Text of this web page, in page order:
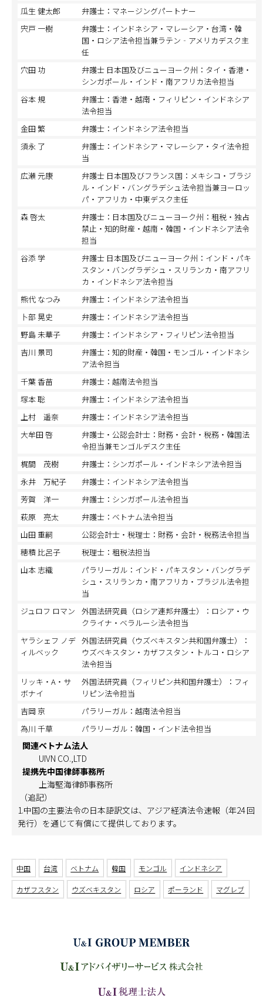
瓜生 健太郎
弁護士：マネージングパートナー
宍戸 一樹
弁護士：インドネシア・マレーシア・台湾・韓
国・ロシア法令担当兼ラテン‐アメリカデスク主
任
穴田 功
弁護士 日本国及びニューヨーク州：タイ・香港・
シンガポール・インド・南アフリカ法令担当
谷本 規
弁護士：香港・越南・フィリピン・インドネシア
法令担当
金田 繁
弁護士：インドネシア法令担当
須永 了
弁護士：インドネシア・マレーシア・タイ法令担
当
広瀬 元康
弁護士 日本国及びフランス国：メキシコ・ブラジ
ル・インド・バングラデシュ法令担当兼ヨーロッ
パ・アフリカ・中東デスク主任
森 啓太
弁護士：日本国及びニューヨーク州：租税・独占
禁止・知的財産・越南・韓国・インドネシア法令
担当
谷添 学
弁護士 日本国及びニューヨーク州：インド・パキ
スタン・バングラデシュ・スリランカ・南アフリ
カ・インドネシア法令担当
熊代 なつみ
弁護士：インドネシア法令担当
卜部 晃史
弁護士：インドネシア法令担当
野島 未華子
弁護士：インドネシア・フィリピン法令担当
吉川 景司
弁護士：知的財産・韓国・モンゴル・インドネシ
ア法令担当
千葉 香苗
弁護士：越南法令担当
塚本 聡
弁護士：インドネシア法令担当
上村 遥奈
弁護士：インドネシア法令担当
大牟田 啓
弁護士・公認会計士：財務・会計・税務・韓国法
令担当兼モンゴルデスク主任
梶間 茂樹
弁護士：シンガポール・インドネシア法令担当
永井 万紀子
弁護士：インドネシア法令担当
芳賀 洋一
弁護士：シンガポール法令担当
萩原 亮太
弁護士：ベトナム法令担当
山田 重嗣
公認会計士・税理士：財務・会計・税務法令担当
穂積 比呂子
税理士：租税法担当
山本 志織
パラリーガル：インド・パキスタン・バングラデ
シュ・スリランカ・南アフリカ・ブラジル法令担
当
ジュロフ ロマン
外国法研究員（ロシア連邦弁護士）：ロシア・ウ
クライナ・ベラルーシ法令担当
ヤラシェフ ノデ
ィルベック
外国法研究員（ウズベキスタン共和国弁護士）：
ウズベキスタン・カザフスタン・トルコ・ロシア
法令担当
リッキ・A・サ
ボナイ
外国法研究員（フィリピン共和国弁護士）：フィ
リピン法令担当
吉岡 京
パラリーガル：越南法令担当
為川 千草
パラリーガル：韓国・インド法令担当
関連ベトナム法人
UIVN CO.,LTD
提携先中国律師事務所
上海堅海律師事務所
（追記）
1.中国の主要法令の日本語訳文は、アジア経済法令速報（年24 回
発行）を通じて有償にて提供しております。
中国 台湾 ベトナム 韓国 モンゴル インドネシア
カザフスタン ウズベキスタン ロシア ポーランド マグレブ